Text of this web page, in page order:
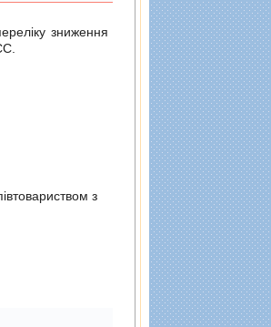
зниження
з